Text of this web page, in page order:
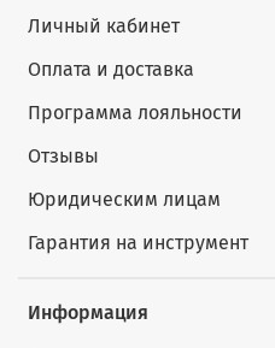
Личный кабинет
Оплата и доставка
Программа лояльности
Отзывы
Юридическим лицам
Гарантия на инструмент
Информация